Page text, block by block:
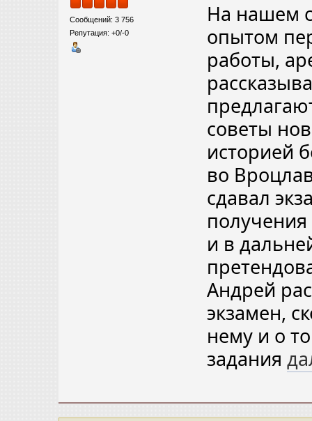
Сообщений: 3 756
Репутация: +0/-0
На нашем
опытом
работы,
советы
историей
во
сдавал
получения
и в
Андрей
экзамен,
нему и о
задания